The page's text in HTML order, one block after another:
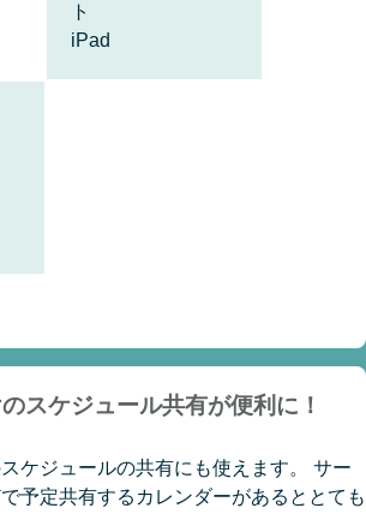
ト
iPad
スケジュール共有が便利に！
ケジュールの共有にも使えます。 サー
予定共有するカレンダーがあるととても